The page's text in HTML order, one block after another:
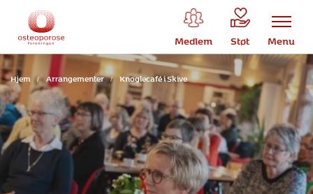
Medlem Støt Menu
Hjem / Arrangementer / Knoglecafé i Skive